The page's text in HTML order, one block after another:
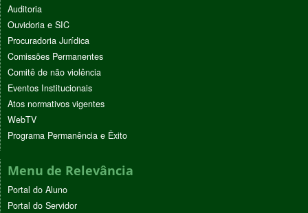
Auditoria
Ouvidoria e SIC
Procuradoria Jurídica
Comissões Permanentes
Comitê de não violência
Eventos Institucionais
Atos normativos vigentes
WebTV
Programa Permanência e Êxito
Menu de Relevância
Portal do Aluno
Portal do Servidor